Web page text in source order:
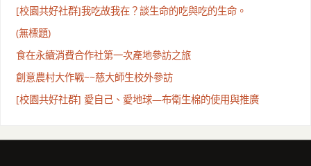
[校園共好社群]我吃故我在？談生命的吃與吃的生命。
(無標題)
食在永續消費合作社第一次產地參訪之旅
創意農村大作戰~~慈大師生校外參訪
[校園共好社群] 愛自己、愛地球—布衛生棉的使用與推廣